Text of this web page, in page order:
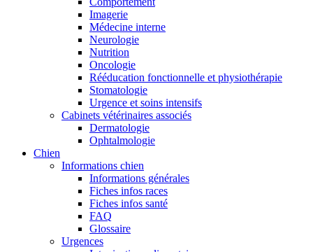
Imagerie
Médecine interne
Neurologie
Nutrition
Oncologie
Rééducation fonctionnelle et physiothérapie
Stomatologie
Urgence et soins intensifs
Cabinets vétérinaires associés
Dermatologie
Ophtalmologie
Chien
Informations chien
Informations générales
Fiches infos races
Fiches infos santé
FAQ
Glossaire
Urgences